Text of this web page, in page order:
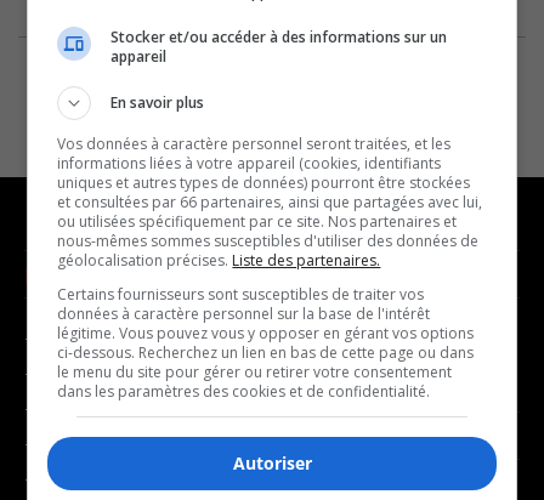
NOUVELLES
- Affaires municipales
- Communauté / Social
- Culture
- Économie
- Éducation
MUSIQUE
- Décompte franco
- Joué récemment
BALADOS
Stocker et/ou accéder à des informations sur un
appareil
En savoir plus
Vos données à caractère personnel seront traitées, et les
informations liées à votre appareil (cookies, identifiants
uniques et autres types de données) pourront être stockées
et consultées par 66 partenaires, ainsi que partagées avec lui,
ou utilisées spécifiquement par ce site. Nos partenaires et
nous-mêmes sommes susceptibles d'utiliser des données de
géolocalisation précises. Liste des partenaires.
Certains fournisseurs sont susceptibles de traiter vos
données à caractère personnel sur la base de l'intérêt
légitime. Vous pouvez vous y opposer en gérant vos options
ci-dessous. Recherchez un lien en bas de cette page ou dans
le menu du site pour gérer ou retirer votre consentement
dans les paramètres des cookies et de confidentialité.
Autoriser